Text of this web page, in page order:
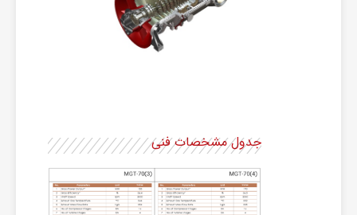
جدول مشخصات فنی